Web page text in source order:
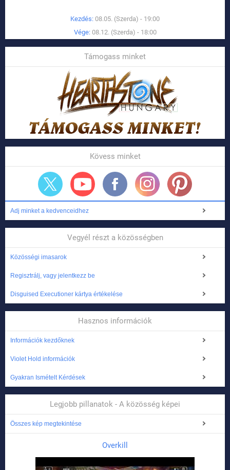
Kezdés: 08.05. (Szerda) - 19:00
Vége: 08.12. (Szerda) - 18:00
Támogass minket
Kövess minket
Adj minket a kedvenceidhez
Vegyél részt a közösségben
Közösségi imasarok
Regisztrálj, vagy jelentkezz be
Disguised Executioner kártya értékelése
Hasznos információk
Információk kezdőknek
Violet Hold információk
Gyakran Ismételt Kérdések
Legjobb pillanatok - A közösség képei
Összes kép megtekintése
Overkill